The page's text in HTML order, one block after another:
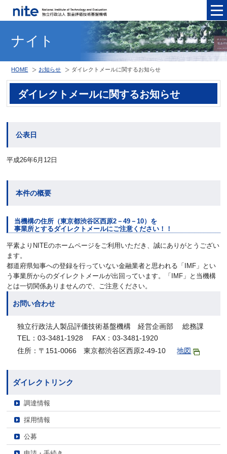
ナイト
HOME お知らせ ダイレクトメールに関するお知らせ
ダイレクトメールに関するお知らせ
公表日
平成26年6月12日
本件の概要
当機構の住所（東京都渋谷区西原2－49－10）を
事業所とするダイレクトメールにご注意ください！！
平素よりNITEのホームページをご利用いただき、誠にありがとうござい
ます。
都道府県知事への登録を行っていない金融業者と思われる「IMF」とい
う事業所からのダイレクトメールが出回っています。「IMF」と当機構
とは一切関係ありませんので、ご注意ください。
お問い合わせ
独立行政法人製品評価技術基盤機構 経営企画部 総務課
TEL：03-3481-1928 FAX：03-3481-1920
住所：〒151-0066 東京都渋谷区西原2-49-10
地図
ダイレクトリンク
調達情報
採用情報
公募